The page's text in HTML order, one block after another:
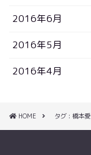
2016年6月
2016年5月
2016年4月
HOME タグ : 橋本愛